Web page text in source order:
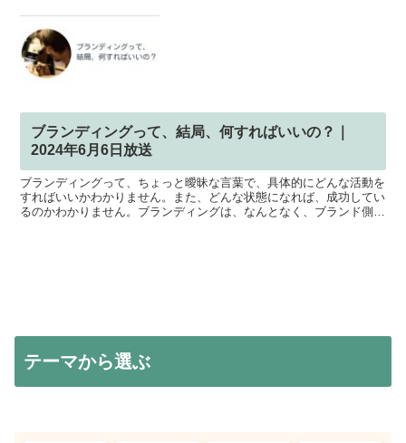
ブランディングって、結局、何すればいいの？｜
2024年6月6日放送
ブランディングって、ちょっと曖昧な言葉で、具体的にどんな活動を
すればいいかわかりません。また、どんな状態になれば、成功してい
るのかわかりません。ブランディングは、なんとなく、ブランド側か
テーマから選ぶ